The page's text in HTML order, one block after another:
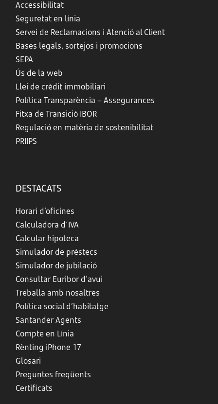
Accessibilitat
Seguretat en línia
Servei de Reclamacions i Atenció al Client
Bases legals, sortejos i promocions
SEPA
Ús de la web
Llei de crèdit immobiliari
Política Transparència – Assegurances
Fitxa de Transició IBOR
Regulació en matèria de sostenibilitat
PRIIPS
DESTACATS
Horari d’oficines
Calculadora d´IVA
Calcular hipoteca
Simulador de préstecs
Simulador de jubilació
Consultar Euribor d'avui
Treballa amb nosaltres
Política social d’habitatge
Santander Agents
Compte en Línia
Rènting iPhone 17
Glosari
Preguntes freqüents
Certificats